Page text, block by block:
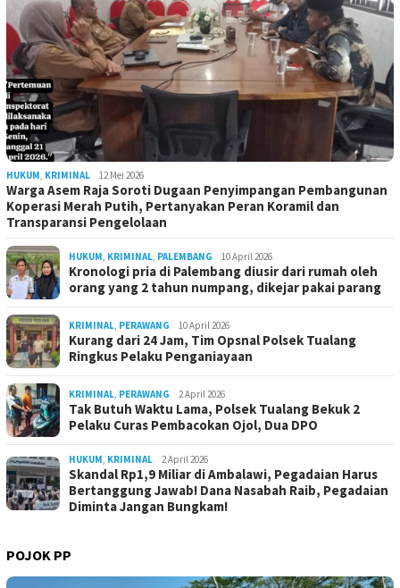
HUKUM, KRIMINAL 12 Mei 2026
Warga Asem Raja Soroti Dugaan Penyimpangan Pembangunan
Koperasi Merah Putih, Pertanyakan Peran Koramil dan
Transparansi Pengelolaan
HUKUM, KRIMINAL, PALEMBANG 10 April 2026
Kronologi pria di Palembang diusir dari rumah oleh
orang yang 2 tahun numpang, dikejar pakai parang
KRIMINAL, PERAWANG 10 April 2026
Kurang dari 24 Jam, Tim Opsnal Polsek Tualang
Ringkus Pelaku Penganiayaan
KRIMINAL, PERAWANG 2 April 2026
Tak Butuh Waktu Lama, Polsek Tualang Bekuk 2
Pelaku Curas Pembacokan Ojol, Dua DPO
HUKUM, KRIMINAL 2 April 2026
Skandal Rp1,9 Miliar di Ambalawi, Pegadaian Harus
Bertanggung Jawab! Dana Nasabah Raib, Pegadaian
Diminta Jangan Bungkam!
POJOK PP